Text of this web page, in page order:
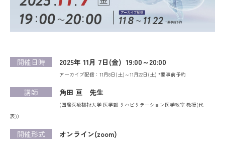
開催日時 2025年 11月 7日(金) 19:00～20:00
アーカイブ配信：11月8日(土)～11月22日(土) *要事前予約
講師 角田 亘 先生
(国際医療福祉大学 医学部 リハビリテーション医学教室 教授(代
表)）
開催形式
オンライン(zoom)